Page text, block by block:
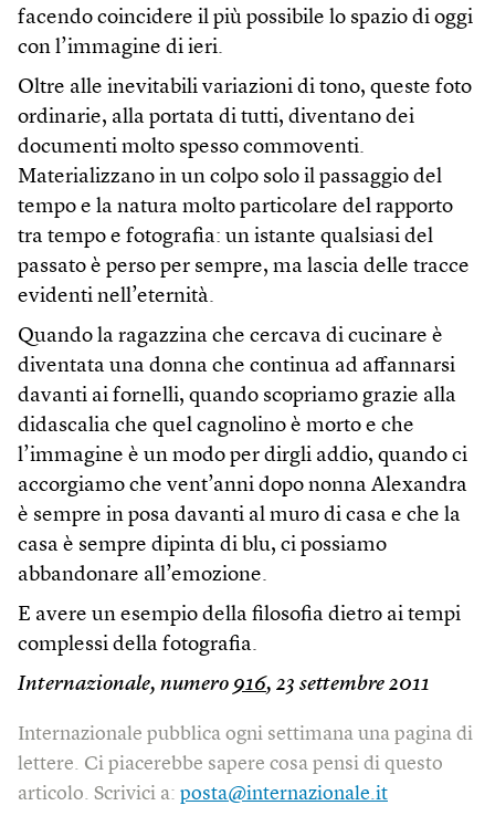
facendo coincidere il più possibile lo spazio di oggi
con l’immagine di ieri.
Oltre alle inevitabili variazioni di tono, queste foto
ordinarie, alla portata di tutti, diventano dei
documenti molto spesso commoventi.
Materializzano in un colpo solo il passaggio del
tempo e la natura molto particolare del rapporto
tra tempo e fotografia: un istante qualsiasi del
passato è perso per sempre, ma lascia delle tracce
evidenti nell’eternità.
Quando la ragazzina che cercava di cucinare è
diventata una donna che continua ad affannarsi
davanti ai fornelli, quando scopriamo grazie alla
didascalia che quel cagnolino è morto e che
l’immagine è un modo per dirgli addio, quando ci
accorgiamo che vent’anni dopo nonna Alexandra
è sempre in posa davanti al muro di casa e che la
casa è sempre dipinta di blu, ci possiamo
abbandonare all’emozione.
E avere un esempio della filosofia dietro ai tempi
complessi della fotografia.
Internazionale, numero 916, 23 settembre 2011
Internazionale pubblica ogni settimana una pagina di
lettere. Ci piacerebbe sapere cosa pensi di questo
articolo. Scrivici a: posta@internazionale.it